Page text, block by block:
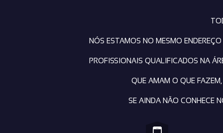
NÓS ESTAMOS NO MESMO
PROFISSIONAIS QUALIFICADOS NA
QUE AMAM O QUE
SE AINDA NÃO CONHECE